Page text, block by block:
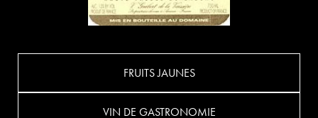
FRUITS JAUNES
VIN DE GASTRONOMIE